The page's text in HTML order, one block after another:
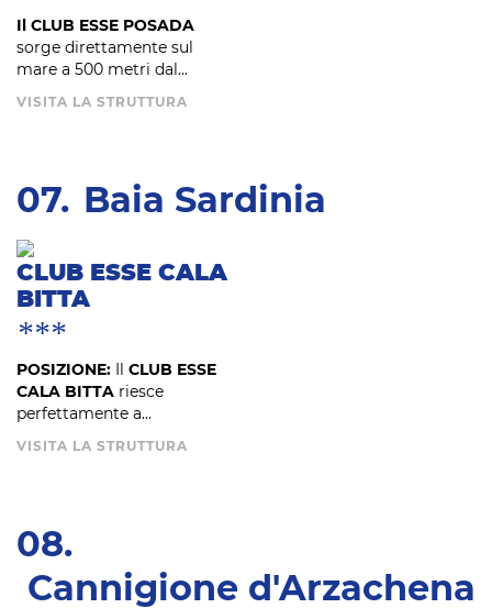
Il CLUB ESSE POSADA
sorge direttamente sul
mare a 500 metri dal...
VISITA LA STRUTTURA
07. Baia Sardinia
CLUB ESSE CALA
BITTA
***
POSIZIONE:
CLUB ESSE
CALA BITTA riesce
perfettamente a...
VISITA LA STRUTTURA
08.
Cannigione d'Arzachena